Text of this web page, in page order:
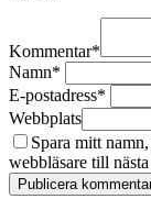
Kommentar*
Namn*
E-postadress*
Webbplats
Spara mitt
webbläsare till